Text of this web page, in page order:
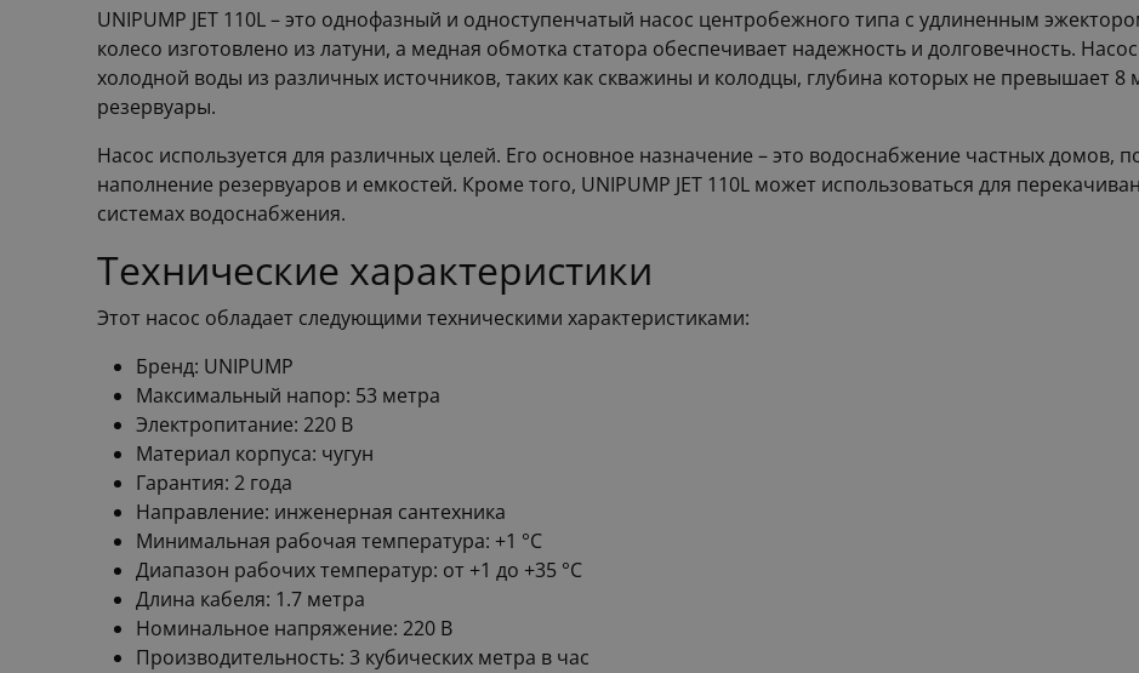
UNIPUMP JET 110L – это однофазный и одноступенчатый насос центробежного типа с удлиненным
колесо изготовлено из латуни, а медная обмотка статора обеспечивает надежность и долговечность.
холодной воды из различных источников, таких как скважины и колодцы, глубина которых не превышает
резервуары.
Насос используется для различных целей. Его основное назначение – это водоснабжение частных домов,
наполнение резервуаров и емкостей. Кроме того, UNIPUMP JET 110L может использоваться для
системах водоснабжения.
Технические характеристики
Этот насос обладает следующими техническими характеристиками:
Бренд: UNIPUMP
Максимальный напор: 53 метра
Электропитание: 220 В
Материал корпуса: чугун
Гарантия: 2 года
Направление: инженерная сантехника
Минимальная рабочая температура: +1 °С
Диапазон рабочих температур: от +1 до +35 °С
Длина кабеля: 1.7 метра
Номинальное напряжение: 220 В
Производительность: 3 кубических метра в час